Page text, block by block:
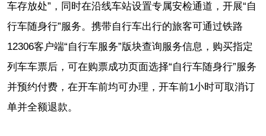
车存放处”，同时在沿线车站设置专属安检通道，开展“自
行车随身行”服务。携带自行车出行的旅客可通过铁路
12306客户端“自行车服务”版块查询服务信息，购买指定
列车车票后，可在购票成功页面选择“自行车随身行”服务
并预约付费，在开车前均可办理，开车前1小时可取消订
单并全额退款。